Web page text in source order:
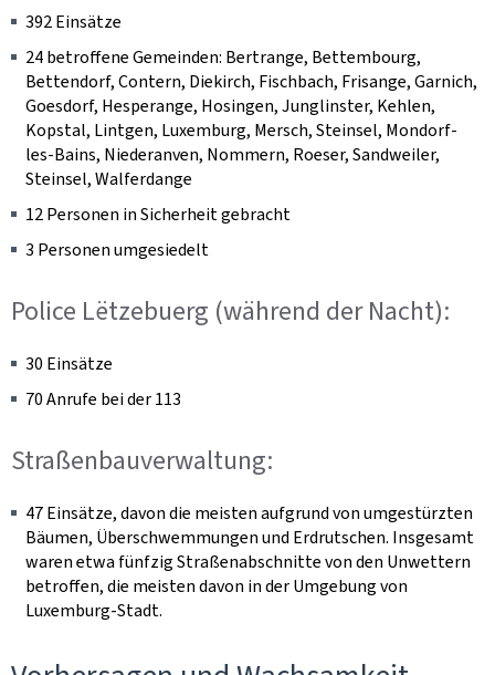
392 Einsätze
24 betroffene Gemeinden: Bertrange, Bettembourg,
Bettendorf, Contern, Diekirch, Fischbach, Frisange, Garnich,
Goesdorf, Hesperange, Hosingen, Junglinster, Kehlen,
Kopstal, Lintgen, Luxemburg, Mersch, Steinsel, Mondorf-
les-Bains, Niederanven, Nommern, Roeser, Sandweiler,
Steinsel, Walferdange
12 Personen in Sicherheit gebracht
3 Personen umgesiedelt
Police Lëtzebuerg (während der Nacht):
30 Einsätze
70 Anrufe bei der 113
Straßenbauverwaltung:
47 Einsätze, davon die meisten aufgrund von umgestürzten
Bäumen, Überschwemmungen und Erdrutschen. Insgesamt
waren etwa fünfzig Straßenabschnitte von den Unwettern
betroffen, die meisten davon in der Umgebung von
Luxemburg-Stadt.